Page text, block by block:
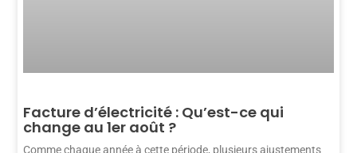
Facture d’électricité : Qu’est-ce qui
change au 1er août ?
Comme chaque année à cette période, plusieurs ajustements